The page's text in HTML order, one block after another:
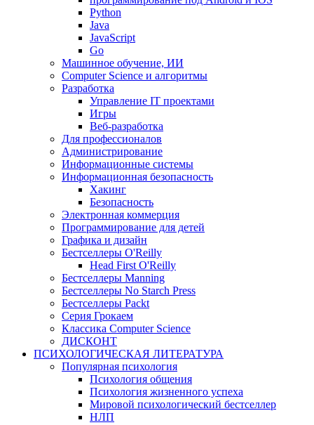
Python
Java
JavaScript
Go
Машинное обучение, ИИ
Computer Science и алгоритмы
Разработка
Управление IT проектами
Игры
Веб-разработка
Для профессионалов
Администрирование
Информационные системы
Информационная безопасность
Хакинг
Безопасность
Электронная коммерция
Программирование для детей
Графика и дизайн
Бестселлеры O'Reilly
Head First O'Reilly
Бестселлеры Manning
Бестселлеры No Starch Press
Бестселлеры Packt
Серия Грокаем
Классика Computer Science
ДИСКОНТ
ПСИХОЛОГИЧЕСКАЯ ЛИТЕРАТУРА
Популярная психология
Психология общения
Психология жизненного успеха
Мировой психологический бестселлер
НЛП